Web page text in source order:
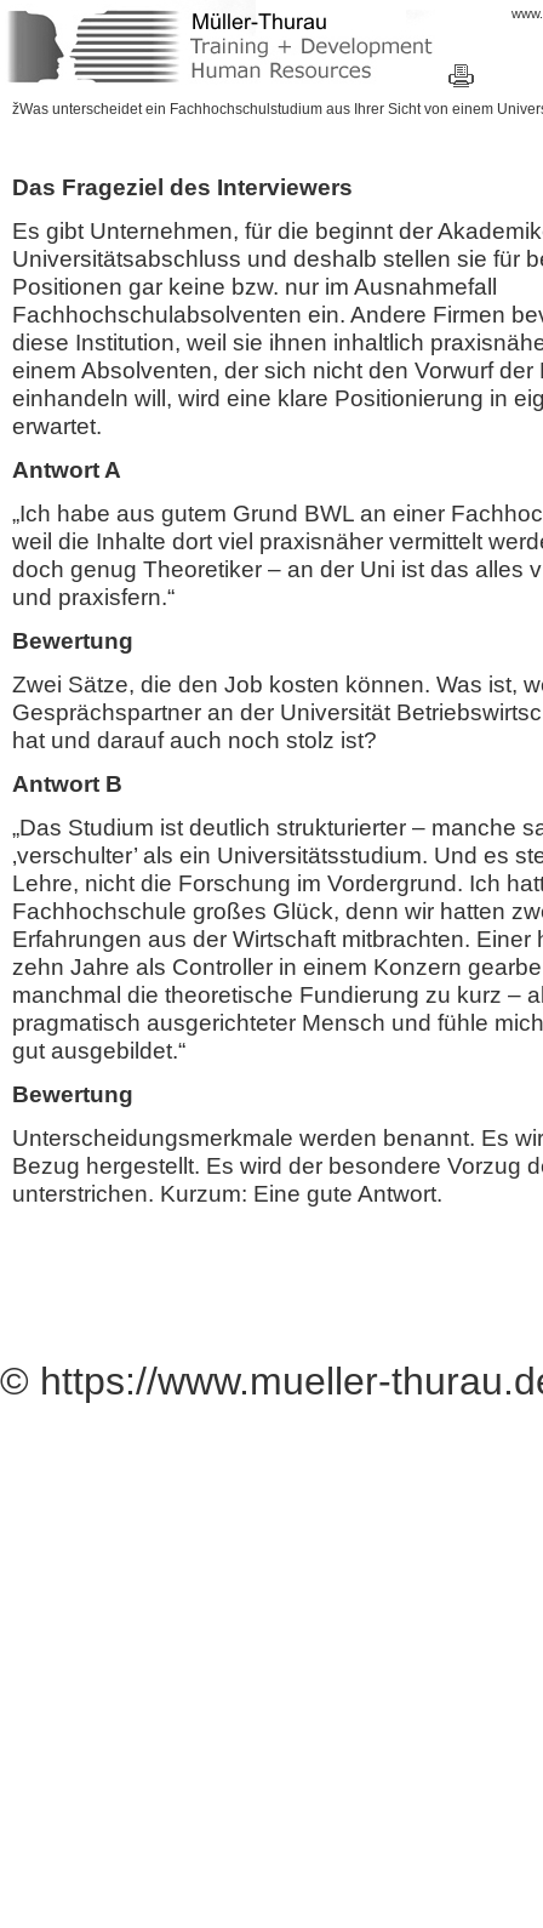
žWas unterscheidet ein Fachhochschulstudium aus Ihrer Sicht von einem
Das Frageziel des Interviewers
Es gibt Unternehmen, für die beginnt der
Universitätsabschluss und deshalb stellen sie für
Positionen gar keine bzw. nur im Ausnahmefall
Fachhochschulabsolventen ein. Andere Firmen
diese Institution, weil sie ihnen inhaltlich
einem Absolventen, der sich nicht den Vorwurf der
einhandeln will, wird eine klare Positionierung in
erwartet.
Antwort A
„Ich habe aus gutem Grund BWL an einer
weil die Inhalte dort viel praxisnäher vermittelt
doch genug Theoretiker – an der Uni ist das alles
und praxisfern.“
Bewertung
Zwei Sätze, die den Job kosten können. Was ist,
Gesprächspartner an der Universität
hat und darauf auch noch stolz ist?
Antwort B
„Das Studium ist deutlich strukturierter – manche
‚verschulter’ als ein Universitätsstudium. Und es
Lehre, nicht die Forschung im Vordergrund. Ich
Fachhochschule großes Glück, denn wir hatten
Erfahrungen aus der Wirtschaft mitbrachten. Einer
zehn Jahre als Controller in einem Konzern
manchmal die theoretische Fundierung zu kurz –
pragmatisch ausgerichteter Mensch und fühle
gut ausgebildet.“
Bewertung
Unterscheidungsmerkmale werden benannt. Es
Bezug hergestellt. Es wird der besondere Vorzug
unterstrichen. Kurzum: Eine gute Antwort.
© https://www.mueller-